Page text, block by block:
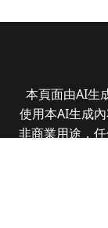
本頁面由AI生
使用本AI生成
非商業用途，